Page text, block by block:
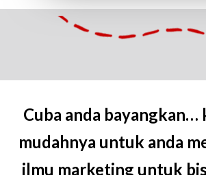
Cuba anda bayangkan…
mudahnya untuk anda
ilmu marketing untuk